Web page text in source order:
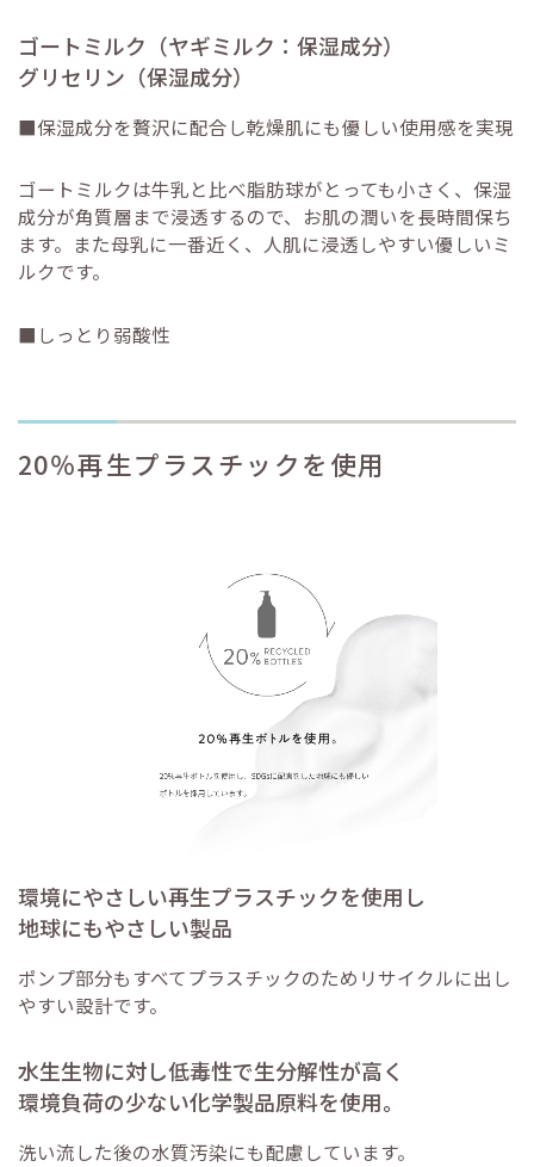
ゴートミルク（ヤギミルク：保湿成分）
グリセリン（保湿成分）
■保湿成分を贅沢に配合し乾燥肌にも優しい使用感を実現
ゴートミルクは牛乳と比べ脂肪球がとっても小さく、保湿
成分が角質層まで浸透するので、お肌の潤いを長時間保ち
ます。また母乳に一番近く、人肌に浸透しやすい優しいミ
ルクです。
■しっとり弱酸性
20％再生プラスチックを使用
環境にやさしい再生プラスチックを使用し
地球にもやさしい製品
ポンプ部分もすべてプラスチックのためリサイクルに出し
やすい設計です。
水生生物に対し低毒性で生分解性が高く
環境負荷の少ない化学製品原料を使用。
洗い流した後の水質汚染にも配慮しています。